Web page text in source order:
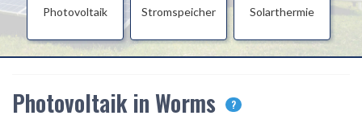
Photovoltaik Stromspeicher Solarthermie
Photovoltaik in Worms ?